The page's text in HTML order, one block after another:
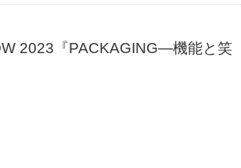
2023『PACKAGING―機能と笑